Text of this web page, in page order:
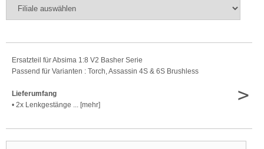
Ersatzteil für Absima 1:8 V2 Basher Serie
Passend für Varianten : Torch, Assassin 4S & 6S Brushless
Lieferumfang
• 2x Lenkgestänge ... [mehr]
>